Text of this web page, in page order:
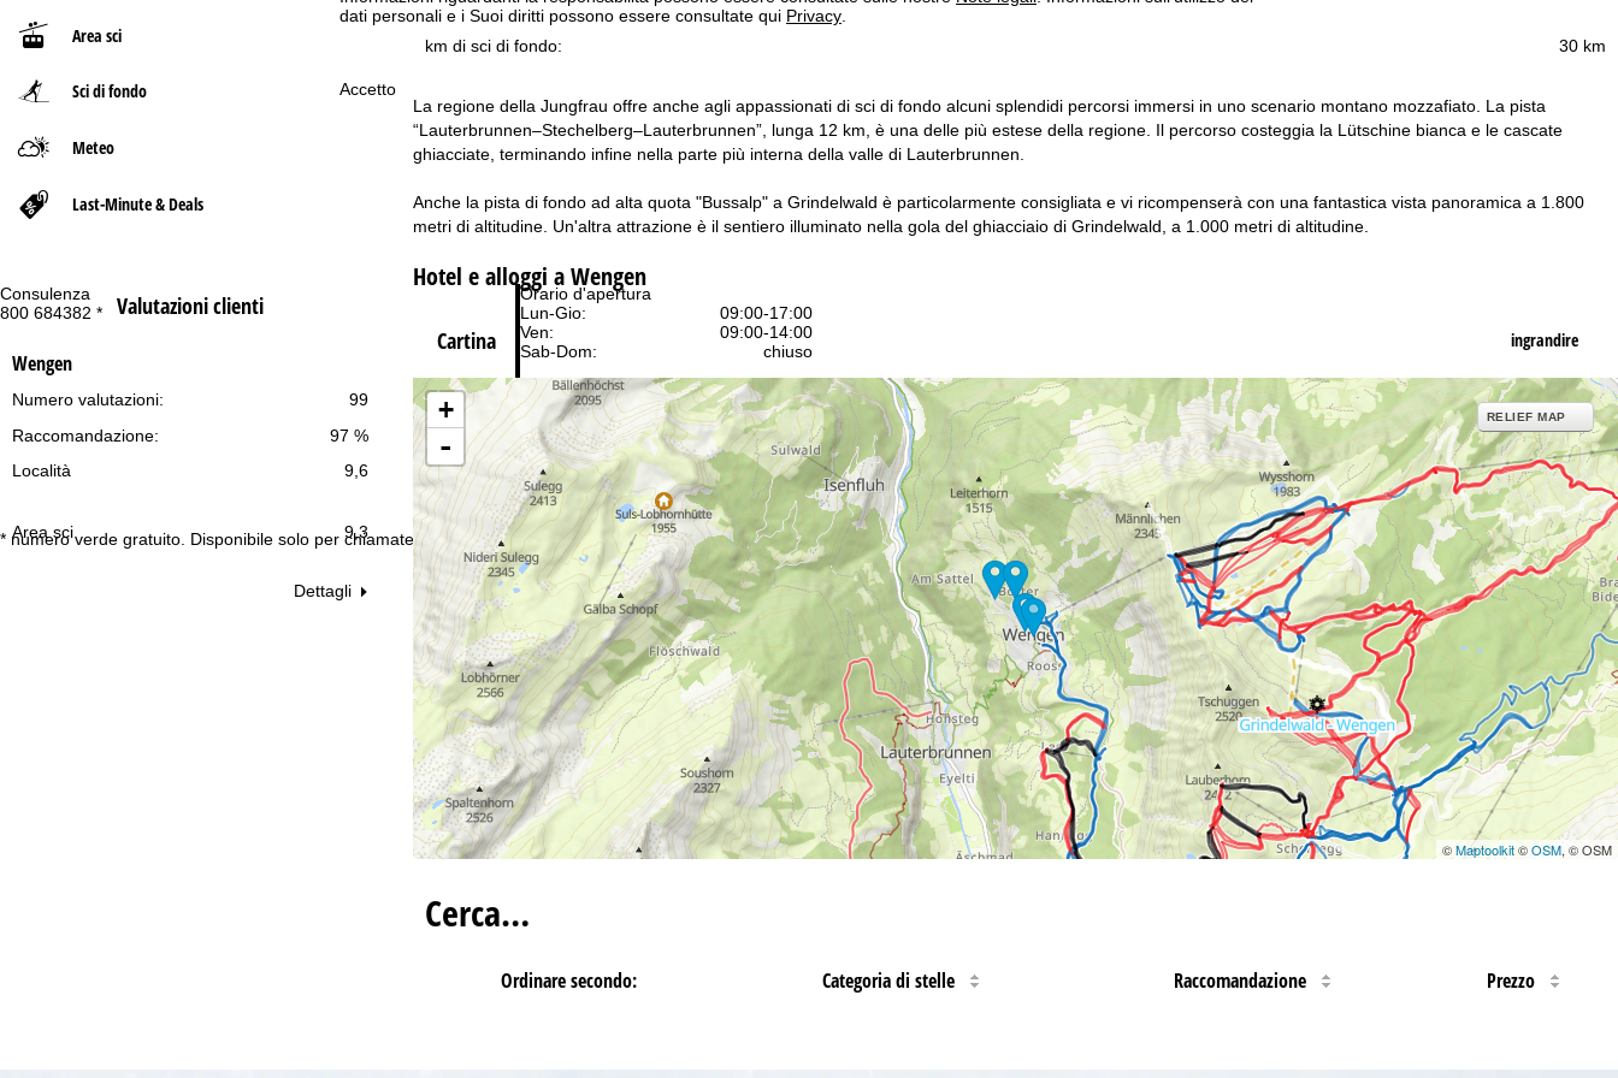
dati personali e i Suoi diritti possono essere consultate qui Privacy
Accetto
Consulenza
800 684382 *
* numero verde gratuito. Disponibile solo per chiamate dall’Italia
Orario d'apertura
Lun-Gio:
09:00-17:00
Ven:
09:00-14:00
Sab-Dom:
chiuso
Contattaci
Consulenza
Area sci
Sci di fondo
Meteo
Last-Minute & Deals
Valutazioni clienti
Wengen
99
Numero valutazioni:
97 %
Raccomandazione:
Località
9,6
Area sci 9,3
Dettagli
p
g
30 km
km di sci di fondo:
La regione della Jungfrau offre anche agli appassionati di sci di fondo alcuni splendidi percorsi immersi in uno scenario montano mozzafiato. La pista
“Lauterbrunnen–Stechelberg–Lauterbrunnen”, lunga 12 km, è una delle più estese della regione. Il percorso costeggia la Lütschine bianca e le cascate
ghiacciate, terminando infine nella parte più interna della valle di Lauterbrunnen.
Anche la pista di fondo ad alta quota "Bussalp" a Grindelwald è particolarmente consigliata e vi ricompenserà con una fantastica vista panoramica a 1.800
metri di altitudine. Un'altra attrazione è il sentiero illuminato nella gola del ghiacciaio di Grindelwald, a 1.000 metri di altitudine.
Hotel e alloggi a Wengen
Cartina ingrandire
+
-
RELIEF MAP
©Maptoolkit©OSM, © OSM
Cerca…
Ordinare secondo: Categoria di stelle Raccomandazione Prezzo